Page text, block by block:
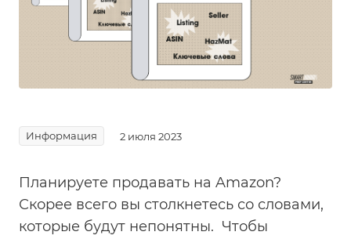
Информация 2 июля 2023
Планируете продавать на Amazon? ⠀
Скорее всего вы столкнетесь со словами,
которые будут непонятны. Чтобы